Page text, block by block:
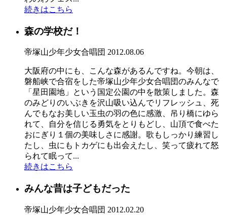
続きはこちら
森の学校だ！
帝塚山少年少女合唱団 2012.08.06
大阪府の中にも、こんな森があるんですね。今朝は、
磐船峡で合宿をした帝塚山少年少女合唱団のみんなで
「星田園地」という国定公園の中を散策しました。森
のみどりのいぶきを沢山吸い込んでリフレッシュ、死
んでもなお美しい玉虫の羽の色に感激、吊り橋にゆら
れて、自分を信じる勇気をとりもどし、山頂で食べた
おにぎり１個の美味しさに感謝。歌もしっかり練習し
たし、虫にもトカゲにも出会えたし、笑って疲れて怒
られて眠って...
続きはこちら
みんな昔は子どもだった
帝塚山少年少女合唱団 2012.02.20